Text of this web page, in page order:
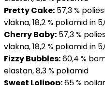
Pretty Cake: 57,3 %
vlakna, 18,2 % poliamid in
Cherry Baby: 57,3 %
vlakna, 18,2 % poliamid in
Fizzy Bubbles:60,4 %
elastan, 8,3 % poliamid
Sweet Lolipop:65 %